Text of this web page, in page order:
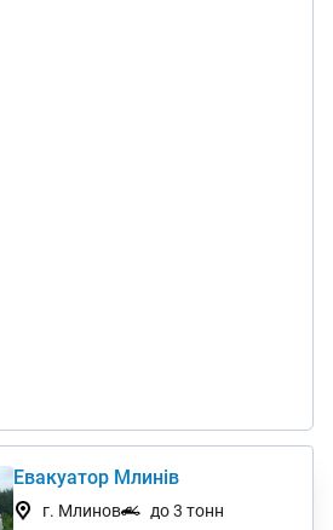
Евакуатор Млинів
г. Млинов до 3 тонн